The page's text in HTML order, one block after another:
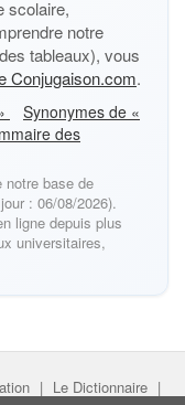
scolaire,
notre
tableaux), vous
Conjugaison.com.
Synonymes de «
des
notre base de
: 06/08/2026).
ligne depuis plus
universitaires,
| Le Dictionnaire |